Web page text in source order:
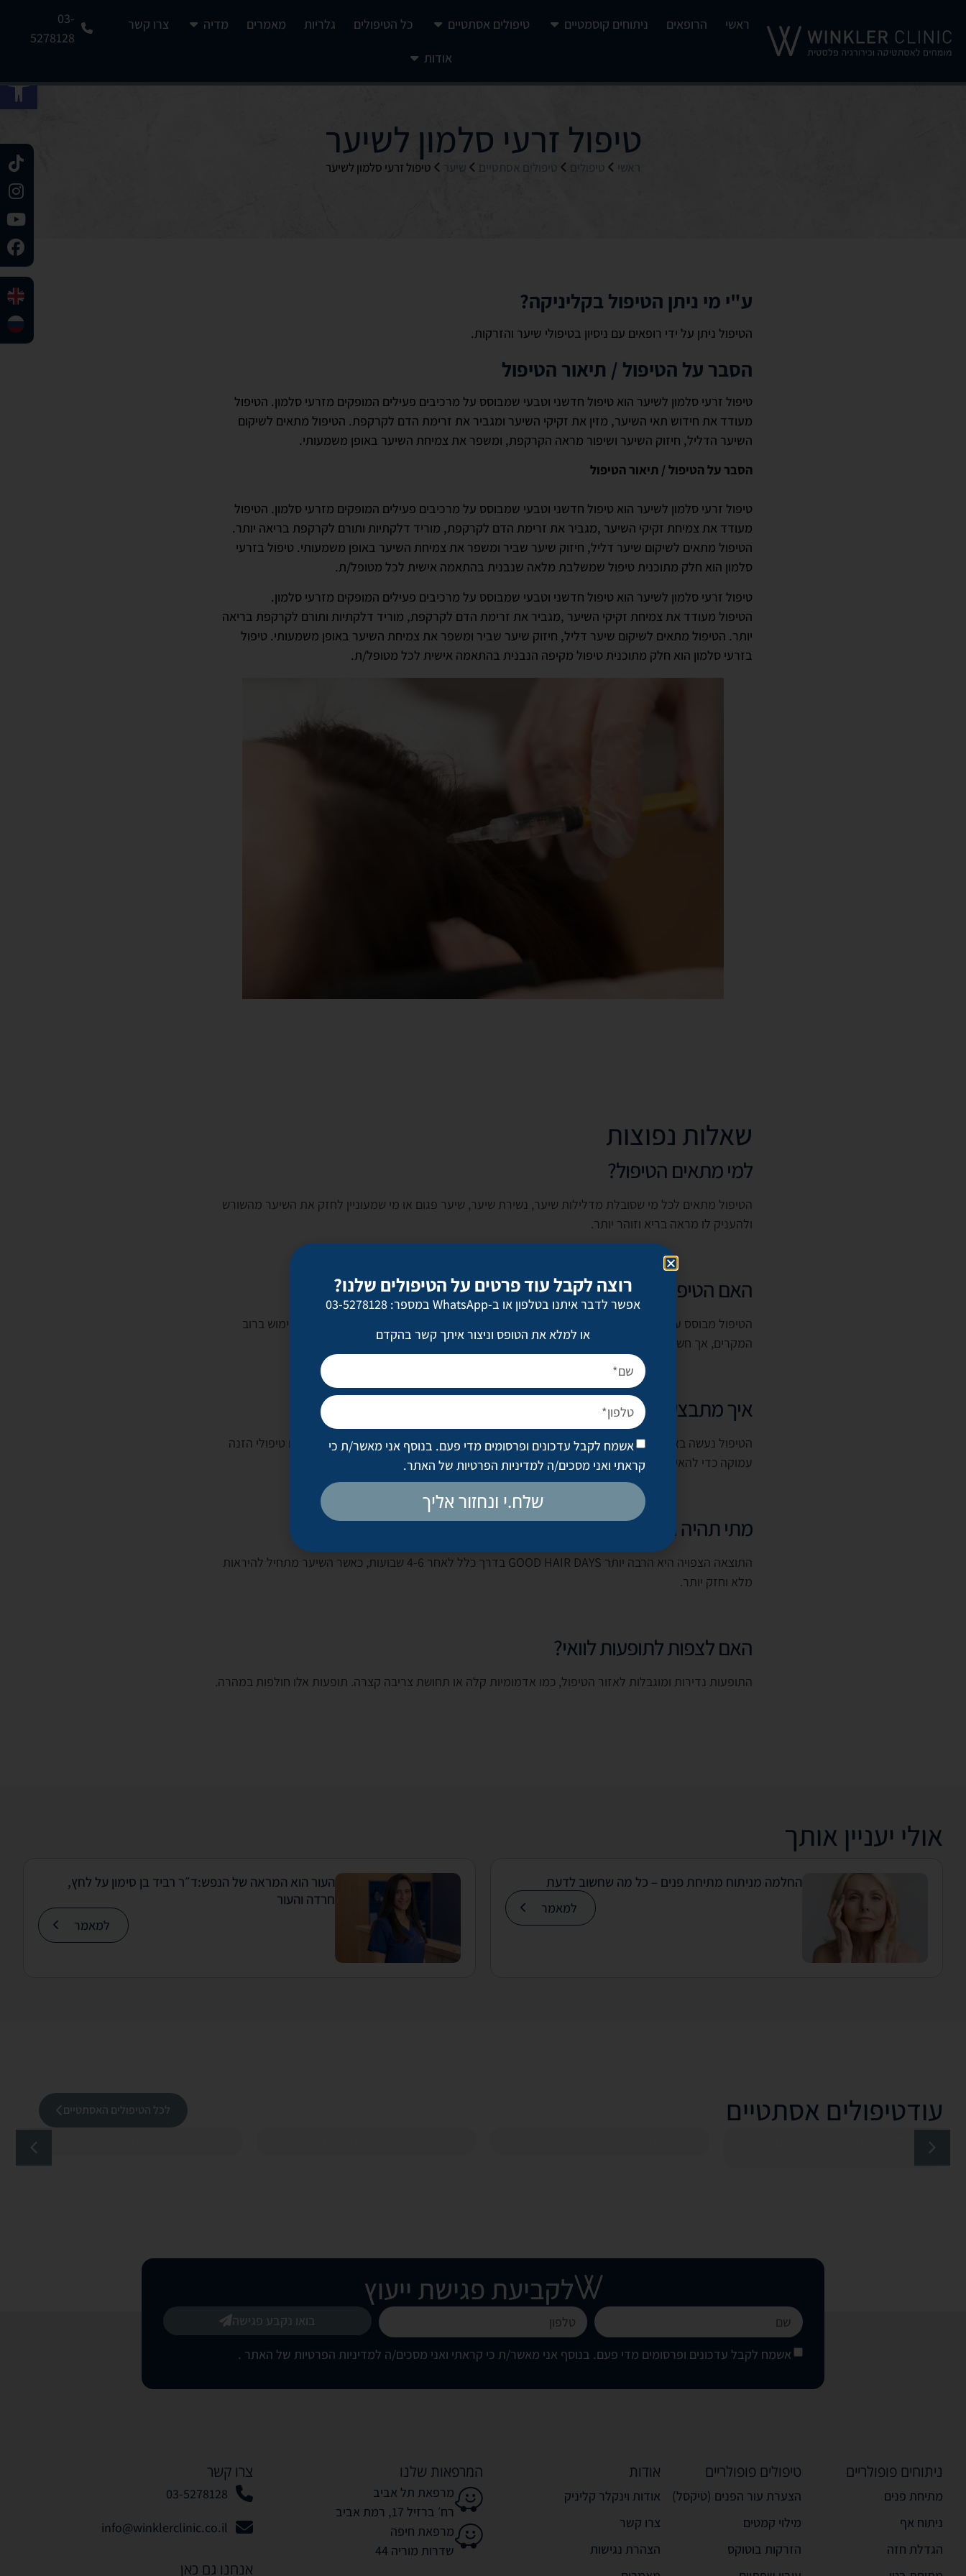
ראשי הרופאים ניתוחים קוסמטיים טיפולים אסתטיים כל הטיפולים גלריות מאמרים מדיה צרו קשר
אודות
03-
5278128
טיפול זרעי סלמון לשיער
ראשי טיפולים טיפולים אסתטיים שיער טיפול זרעי סלמון לשיער
ע"י מי ניתן הטיפול בקליניקה?
הטיפול ניתן על ידי רופאים עם ניסיון בטיפולי שיער והזרקות.
הסבר על הטיפול / תיאור הטיפול
טיפול זרעי סלמון לשיער הוא טיפול חדשני וטבעי שמבוסס על מרכיבים פעילים המופקים מזרעי סלמון. הטיפול
מעודד את חידוש תאי השיער, מזין את זקיקי השיער ומגביר את זרימת הדם לקרקפת. הטיפול מתאים לשיקום
השיער הדליל, חיזוק השיער ושיפור מראה הקרקפת, ומשפר את צמיחת השיער באופן משמעותי.
הסבר על הטיפול / תיאור הטיפול
טיפול זרעי סלמון לשיער הוא טיפול חדשני וטבעי שמבוסס על מרכיבים פעילים המופקים מזרעי סלמון. הטיפול
מעודד את צמיחת זקיקי השיער ,מגביר את זרימת הדם לקרקפת, מוריד דלקתיות ותורם לקרקפת בריאה יותר.
הטיפול מתאים לשיקום שיער דליל, חיזוק שיער שביר ומשפר את צמיחת השיער באופן משמעותי. טיפול בזרעי
סלמון הוא חלק מתוכנית טיפול שמשלבת מלאה שנבנית בהתאמה אישית לכל מטופל/ת.
טיפול זרעי סלמון לשיער הוא טיפול חדשני וטבעי שמבוסס על מרכיבים פעילים המופקים מזרעי סלמון.
הטיפול מעודד את צמיחת זקיקי השיער ,מגביר את זרימת הדם לקרקפת, מוריד דלקתיות ותורם לקרקפת בריאה
יותר. הטיפול מתאים לשיקום שיער דליל, חיזוק שיער שביר ומשפר את צמיחת השיער באופן משמעותי. טיפול
בזרעי סלמון הוא חלק מתוכנית טיפול מקיפה הנבנית בהתאמה אישית לכל מטופל/ת.
שאלות נפוצות
למי מתאים הטיפול?
הטיפול מתאים לכל מי שסובלת מדלילות שיער, נשירת שיער, שיער פגום או מי שמעוניין לחזק את השיער מהשורש
ולהעניק לו מראה בריא וזוהר יותר.
האם הטיפול בטוח?
הטיפול מבוסס על מרכיבים טבעיים, נטול חומרים מזיקים, ומבוצע על ידי צוות מקצועי. הוא בטוח לשימוש ברוב
המקרים, אך חשוב לעבור בדיקה אישית לפני הטיפול.
איך מתבצע הטיפול?
הטיפול נעשה באמצעות החדרת הסרום המופק מזרעי סלמון לקרקפת ובחלק מהמקרים בשילוב עם טיפולי הזנה
עמוקה כדי להאיץ משמעותית את צמיחת השיער.
מתי תהיה התוצאה נראית לעין?
התוצאה הצפויה היא הרבה יותר GOOD HAIR DAYS בדרך כלל לאחר 4-6 שבועות, כאשר השיער מתחיל להיראות
מלא וחזק יותר.
האם לצפות לתופעות לוואי?
התופעות נדירות ומוגבלות לאזור הטיפול, כמו אדמומיות קלה או תחושת צריבה קצרה. תופעות אלו חולפות במהרה.
אולי יעניין אותך
החלמה מניתוח מתיחת פנים – כל מה שחשוב לדעת
למאמר
העור הוא המראה של הנפש:ד״ר רביד בן סימון על לחץ,
חרדה והעור
למאמר
עודטיפולים אסתטיים לכל הטיפולים האסתטיים
לקביעת פגישת ייעוץ
אשמח לקבל עדכונים ופרסומים מדי פעם. בנוסף אני מאשר/ת כי קראתי ואני מסכים/ה למדיניות הפרטיות של האתר .
בואו נקבע פגישה
ניתוחים פופולריים
מתיחת פנים
ניתוח אף
הגדלת חזה
טיפולים פופולריים
הצערת עור הפנים (טיקסל)
מילוי קמטים
הזרקות בוטוקס
אודות
אודות וינקלר קליניק
צרו קשר
הצהרת נגישות
המרפאות שלנו
מרפאת תל אביב
רח׳ ברזיל 17, רמת אביב
מרפאת חיפה
שדרות מוריה 44
צרו קשר
03-5278128
info@winklerclinic.co.il
אנחנו גם כאן
רוצה לקבל עוד פרטים על הטיפולים שלנו?
אפשר לדבר איתנו בטלפון או ב-WhatsApp במספר: 03-5278128
או למלא את הטופס וניצור איתך קשר בהקדם
אשמח לקבל עדכונים ופרסומים מדי פעם. בנוסף אני מאשר/ת כי
קראתי ואני מסכים/ה למדיניות הפרטיות של האתר.
שלח.י ונחזור אליך